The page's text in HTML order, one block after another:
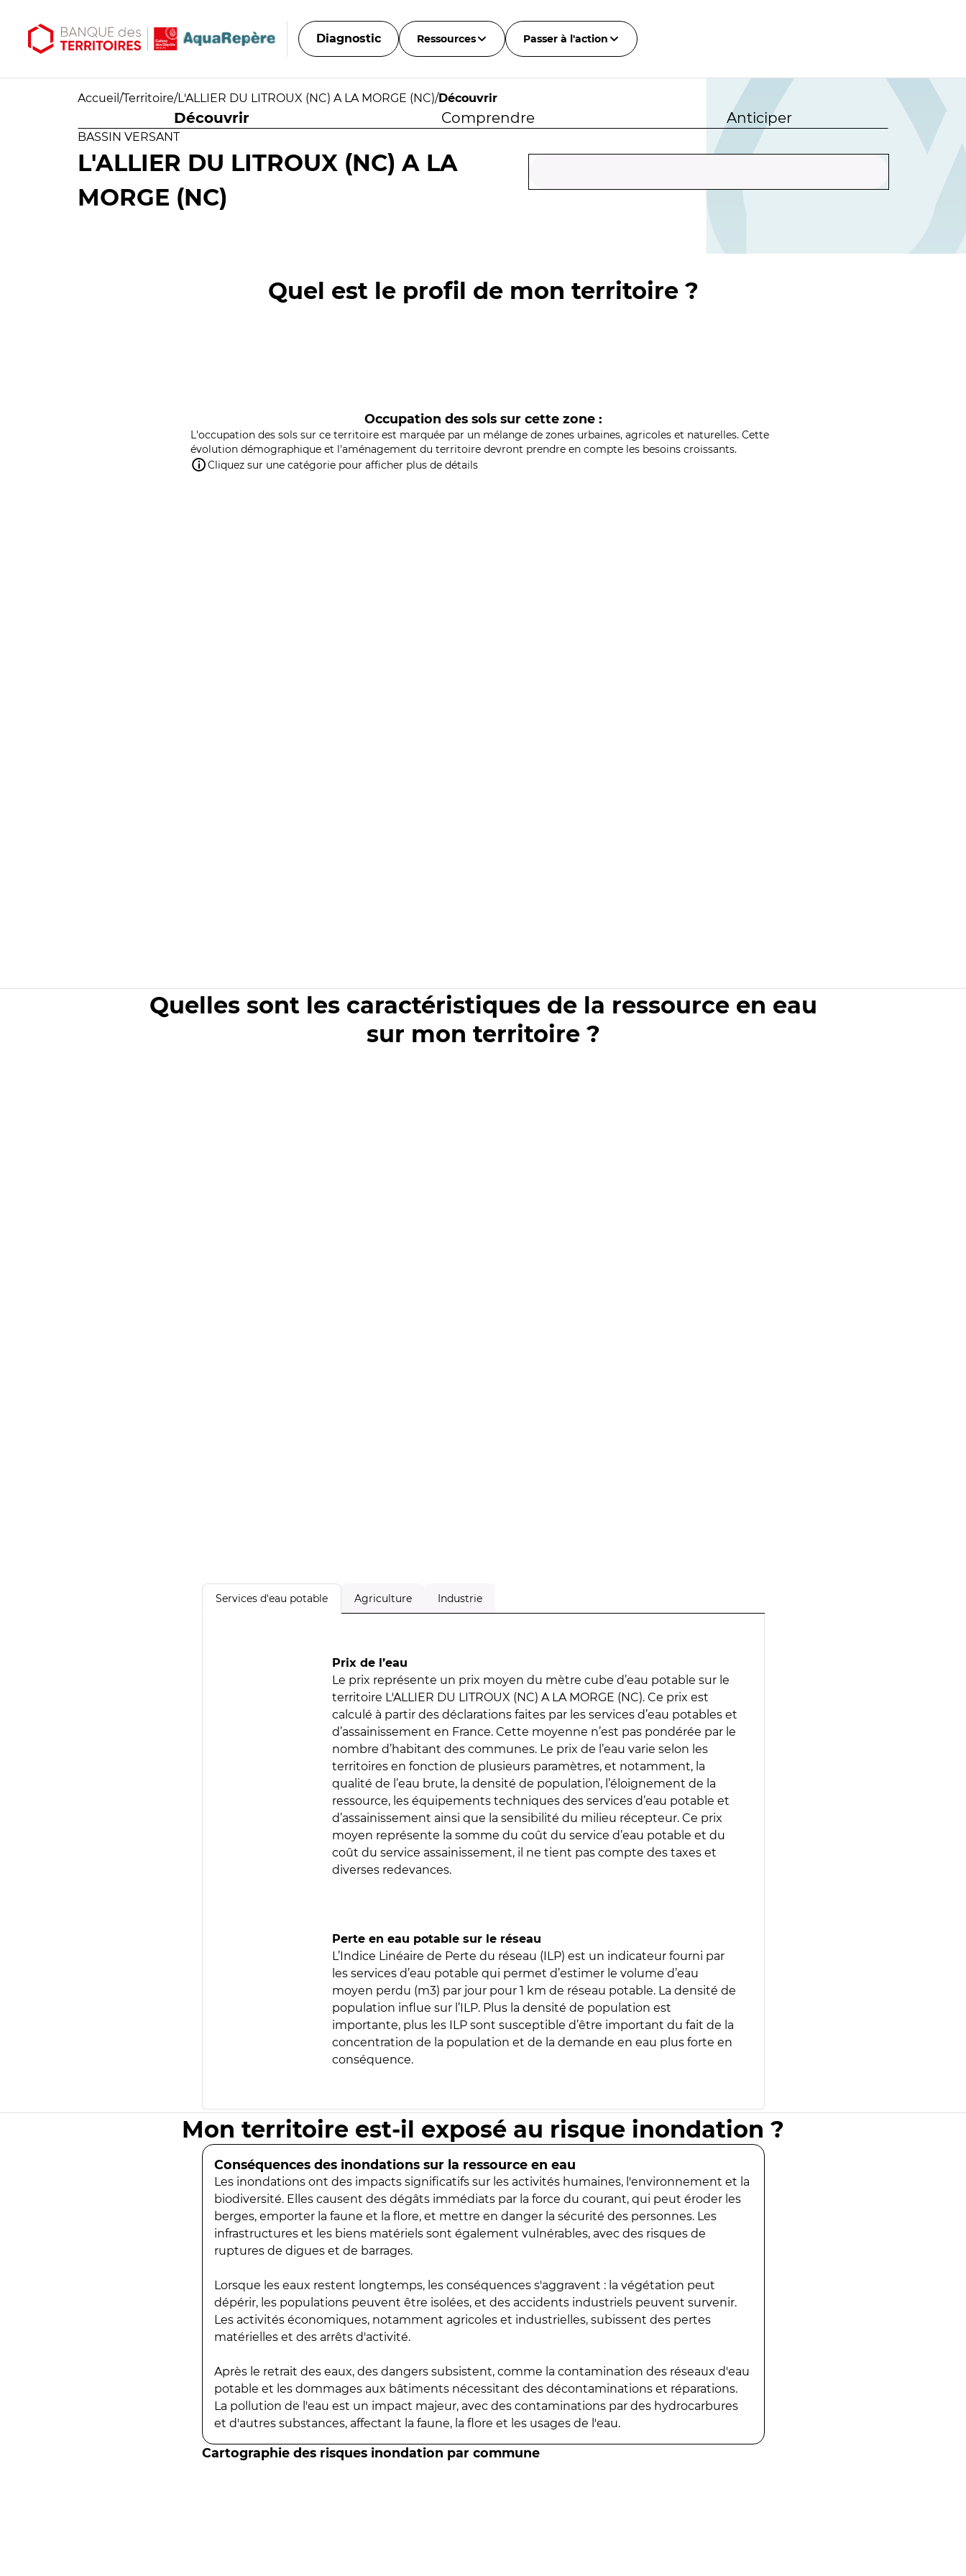
Diagnostic Ressources Passer à l'action
Accueil /Territoire/L'ALLIER DU LITROUX (NC) A LA MORGE (NC)/Découvrir
Découvrir Comprendre Anticiper
BASSIN VERSANT
L'ALLIER DU LITROUX (NC) A LA
MORGE (NC)
Quel est le profil de mon territoire ?
Occupation des sols sur cette zone :
L'occupation des sols sur ce territoire est marquée par un mélange de zones urbaines, agricoles et naturelles. Cette
évolution démographique et l'aménagement du territoire devront prendre en compte les besoins croissants.
Cliquez sur une catégorie pour afficher plus de détails
Quelles sont les caractéristiques de la ressource en eau
sur mon territoire ?
Services d'eau potable Agriculture Industrie
Prix de l’eau
Le prix représente un prix moyen du mètre cube d’eau potable sur le
territoire L'ALLIER DU LITROUX (NC) A LA MORGE (NC). Ce prix est
calculé à partir des déclarations faites par les services d’eau potables et
d’assainissement en France. Cette moyenne n’est pas pondérée par le
nombre d’habitant des communes. Le prix de l’eau varie selon les
territoires en fonction de plusieurs paramètres, et notamment, la
qualité de l’eau brute, la densité de population, l’éloignement de la
ressource, les équipements techniques des services d’eau potable et
d’assainissement ainsi que la sensibilité du milieu récepteur. Ce prix
moyen représente la somme du coût du service d’eau potable et du
coût du service assainissement, il ne tient pas compte des taxes et
diverses redevances.
Perte en eau potable sur le réseau
L’Indice Linéaire de Perte du réseau (ILP) est un indicateur fourni par
les services d’eau potable qui permet d’estimer le volume d’eau
moyen perdu (m3) par jour pour 1 km de réseau potable. La densité de
population influe sur l’ILP. Plus la densité de population est
importante, plus les ILP sont susceptible d’être important du fait de la
concentration de la population et de la demande en eau plus forte en
conséquence.
Mon territoire est-il exposé au risque inondation ?
Conséquences des inondations sur la ressource en eau
Les inondations ont des impacts significatifs sur les activités humaines, l'environnement et la
biodiversité. Elles causent des dégâts immédiats par la force du courant, qui peut éroder les
berges, emporter la faune et la flore, et mettre en danger la sécurité des personnes. Les
infrastructures et les biens matériels sont également vulnérables, avec des risques de
ruptures de digues et de barrages.
Lorsque les eaux restent longtemps, les conséquences s'aggravent : la végétation peut
dépérir, les populations peuvent être isolées, et des accidents industriels peuvent survenir.
Les activités économiques, notamment agricoles et industrielles, subissent des pertes
matérielles et des arrêts d'activité.
Après le retrait des eaux, des dangers subsistent, comme la contamination des réseaux d'eau
potable et les dommages aux bâtiments nécessitant des décontaminations et réparations.
La pollution de l'eau est un impact majeur, avec des contaminations par des hydrocarbures
et d'autres substances, affectant la faune, la flore et les usages de l'eau.
Cartographie des risques inondation par commune